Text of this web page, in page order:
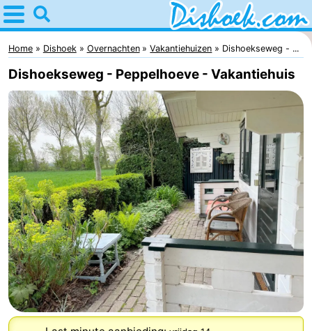
Home
Dishoek
Tips
Voor
kinderen
Overnachten
Appartementen
-
Duinhof
Klein
Dishoek
-
Martina
-
Noordzee
Bed
Home Dishoek Overnachten Vakantiehuizen Dishoekseweg - ...
Dishoekseweg - Peppelhoeve - Vakantiehuis